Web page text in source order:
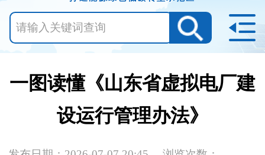
一图读懂《山东省虚拟电厂建
设运行管理办法》